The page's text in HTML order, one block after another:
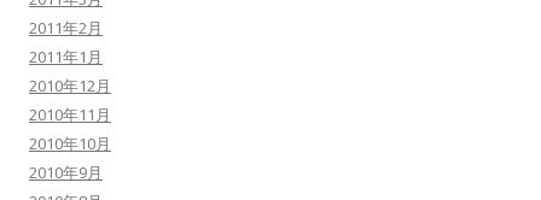
2011年2月
2011年1月
2010年12月
2010年11月
2010年10月
2010年9月